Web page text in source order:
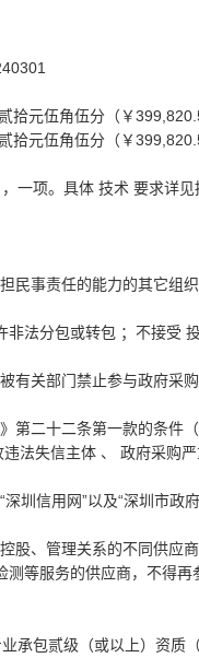
拾元伍角伍分（￥
拾元伍角伍分（￥
，一项。具体 技术 要求详见
民事责任的能力的其它组
非法分包或转包 ；不接受
有关部门禁止参与政府采
第二十二条第一款的条件
违法失信主体 、
政府采购
深圳信用网”以及“深圳市
股、管理关系的不同供应
等服务的供应商，不得
承包贰级（或以上）资